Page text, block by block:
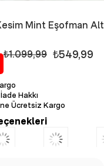
Mint Eşofman Alt
₺1.099,99 ₺549,99
Hakkı
Ücretsiz Kargo